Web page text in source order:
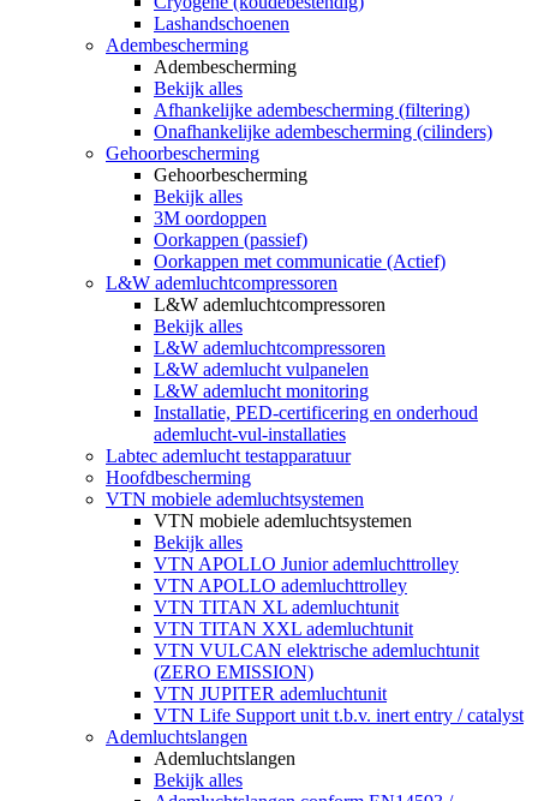
Lashandschoenen
Adembescherming
Adembescherming
Bekijk alles
Afhankelijke adembescherming (filtering)
Onafhankelijke adembescherming (cilinders)
Gehoorbescherming
Gehoorbescherming
Bekijk alles
3M oordoppen
Oorkappen (passief)
Oorkappen met communicatie (Actief)
L&W ademluchtcompressoren
L&W ademluchtcompressoren
Bekijk alles
L&W ademluchtcompressoren
L&W ademlucht vulpanelen
L&W ademlucht monitoring
Installatie, PED-certificering en onderhoud
ademlucht-vul-installaties
Labtec ademlucht testapparatuur
Hoofdbescherming
VTN mobiele ademluchtsystemen
VTN mobiele ademluchtsystemen
Bekijk alles
VTN APOLLO Junior ademluchttrolley
VTN APOLLO ademluchttrolley
VTN TITAN XL ademluchtunit
VTN TITAN XXL ademluchtunit
VTN VULCAN elektrische ademluchtunit
(ZERO EMISSION)
VTN JUPITER ademluchtunit
VTN Life Support unit t.b.v. inert entry / catalyst
Ademluchtslangen
Ademluchtslangen
Bekijk alles